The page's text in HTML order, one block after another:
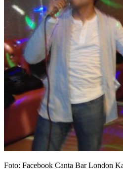
Foto: Facebook Canta Bar London